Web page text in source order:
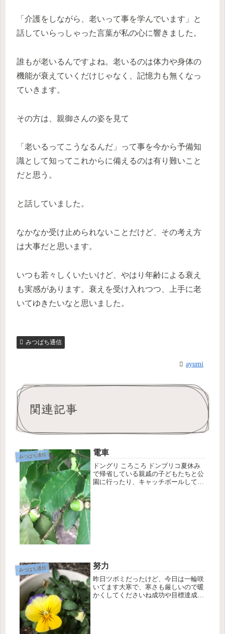
「介護をしながら、老いって事を学んでいます」と
話していらっしゃった言葉が私の心に響きました。
誰もが老いるんですよね。老いるのは体力や身体の
機能が衰えていくだけじゃなく、記憶力も無くなっ
ていきます。
その方は、親御さんの姿を見て
「老いるってこうなるんだ」って事を今から予備知
識として知ってこれからに備えるのは有り難いこと
だと思う。
と話していました。
なかなか受け止められないことだけど、その考え方
は大事だと思います。
いつも若々しくいたいけど、やはり年齢による衰え
も実感があります。衰えを受け入れつつ、上手に老
いてゆきたいなと思いました。
みつばち通信
ayumi
関連記事
みつばち通信 電車
ドングリ ころころ ドンブリコ夏休み
で帰省している親戚の子どもたちと公
園に行ったり、キャッチボールしてい
みつばち通信 努力
昨日ツボミだったけど、今日は一輪咲
いてます大寒で、寒さも厳しいので暖
かくしてくださいね成功や目標達成に